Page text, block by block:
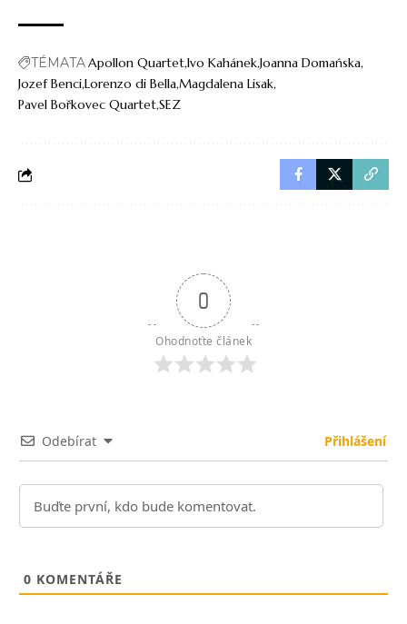
TÉMATAApollon QuartetIvo KahánekJoanna Domańska
Jozef BenciLorenzo di BellaMagdalena Lisak
Pavel Bořkovec QuartetSEZ
0
Ohodnoťte článek
Odebírat Přihlášení
0 KOMENTÁŘE